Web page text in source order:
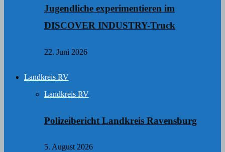
Jugendliche experimentieren im
DISCOVER INDUSTRY-Truck
22. Juni 2026
Landkreis RV
Landkreis RV
Polizeibericht Landkreis Ravensburg
5. August 2026